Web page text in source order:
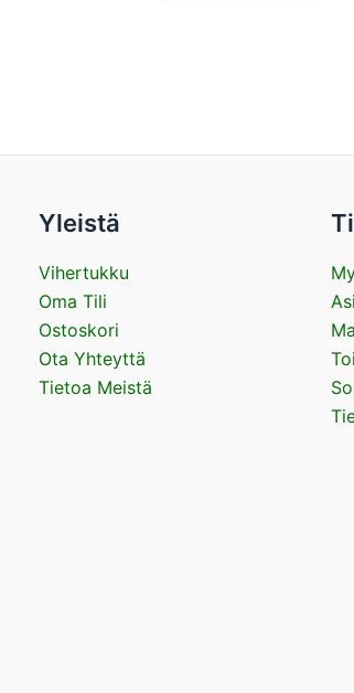
Yleistä
Vihertukku
Oma Tili
Ostoskori
Ota Yhteyttä
Tietoa Meistä